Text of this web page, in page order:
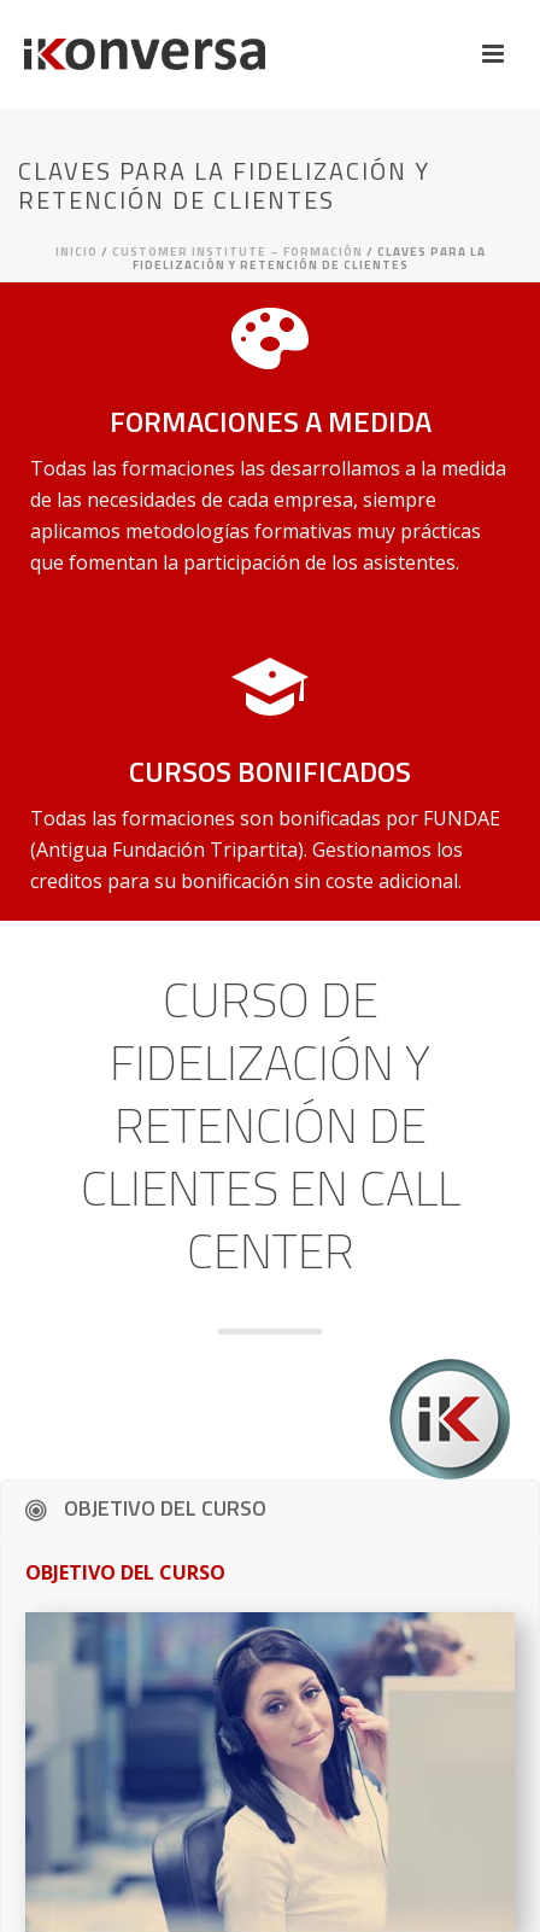
CLAVES PARA LA FIDELIZACIÓN Y
RETENCIÓN DE CLIENTES
INICIO / CUSTOMER INSTITUTE – FORMACIÓN / CLAVES PARA LA
FIDELIZACIÓN Y RETENCIÓN DE CLIENTES
FORMACIONES A MEDIDA
Todas las formaciones las desarrollamos a la medida
de las necesidades de cada empresa, siempre
aplicamos metodologías formativas muy prácticas
que fomentan la participación de los asistentes.
CURSOS BONIFICADOS
Todas las formaciones son bonificadas por FUNDAE
(Antigua Fundación Tripartita). Gestionamos los
creditos para su bonificación sin coste adicional.
CURSO DE
FIDELIZACIÓN Y
RETENCIÓN DE
CLIENTES EN CALL
CENTER
OBJETIVO DEL CURSO
OBJETIVO DEL CURSO